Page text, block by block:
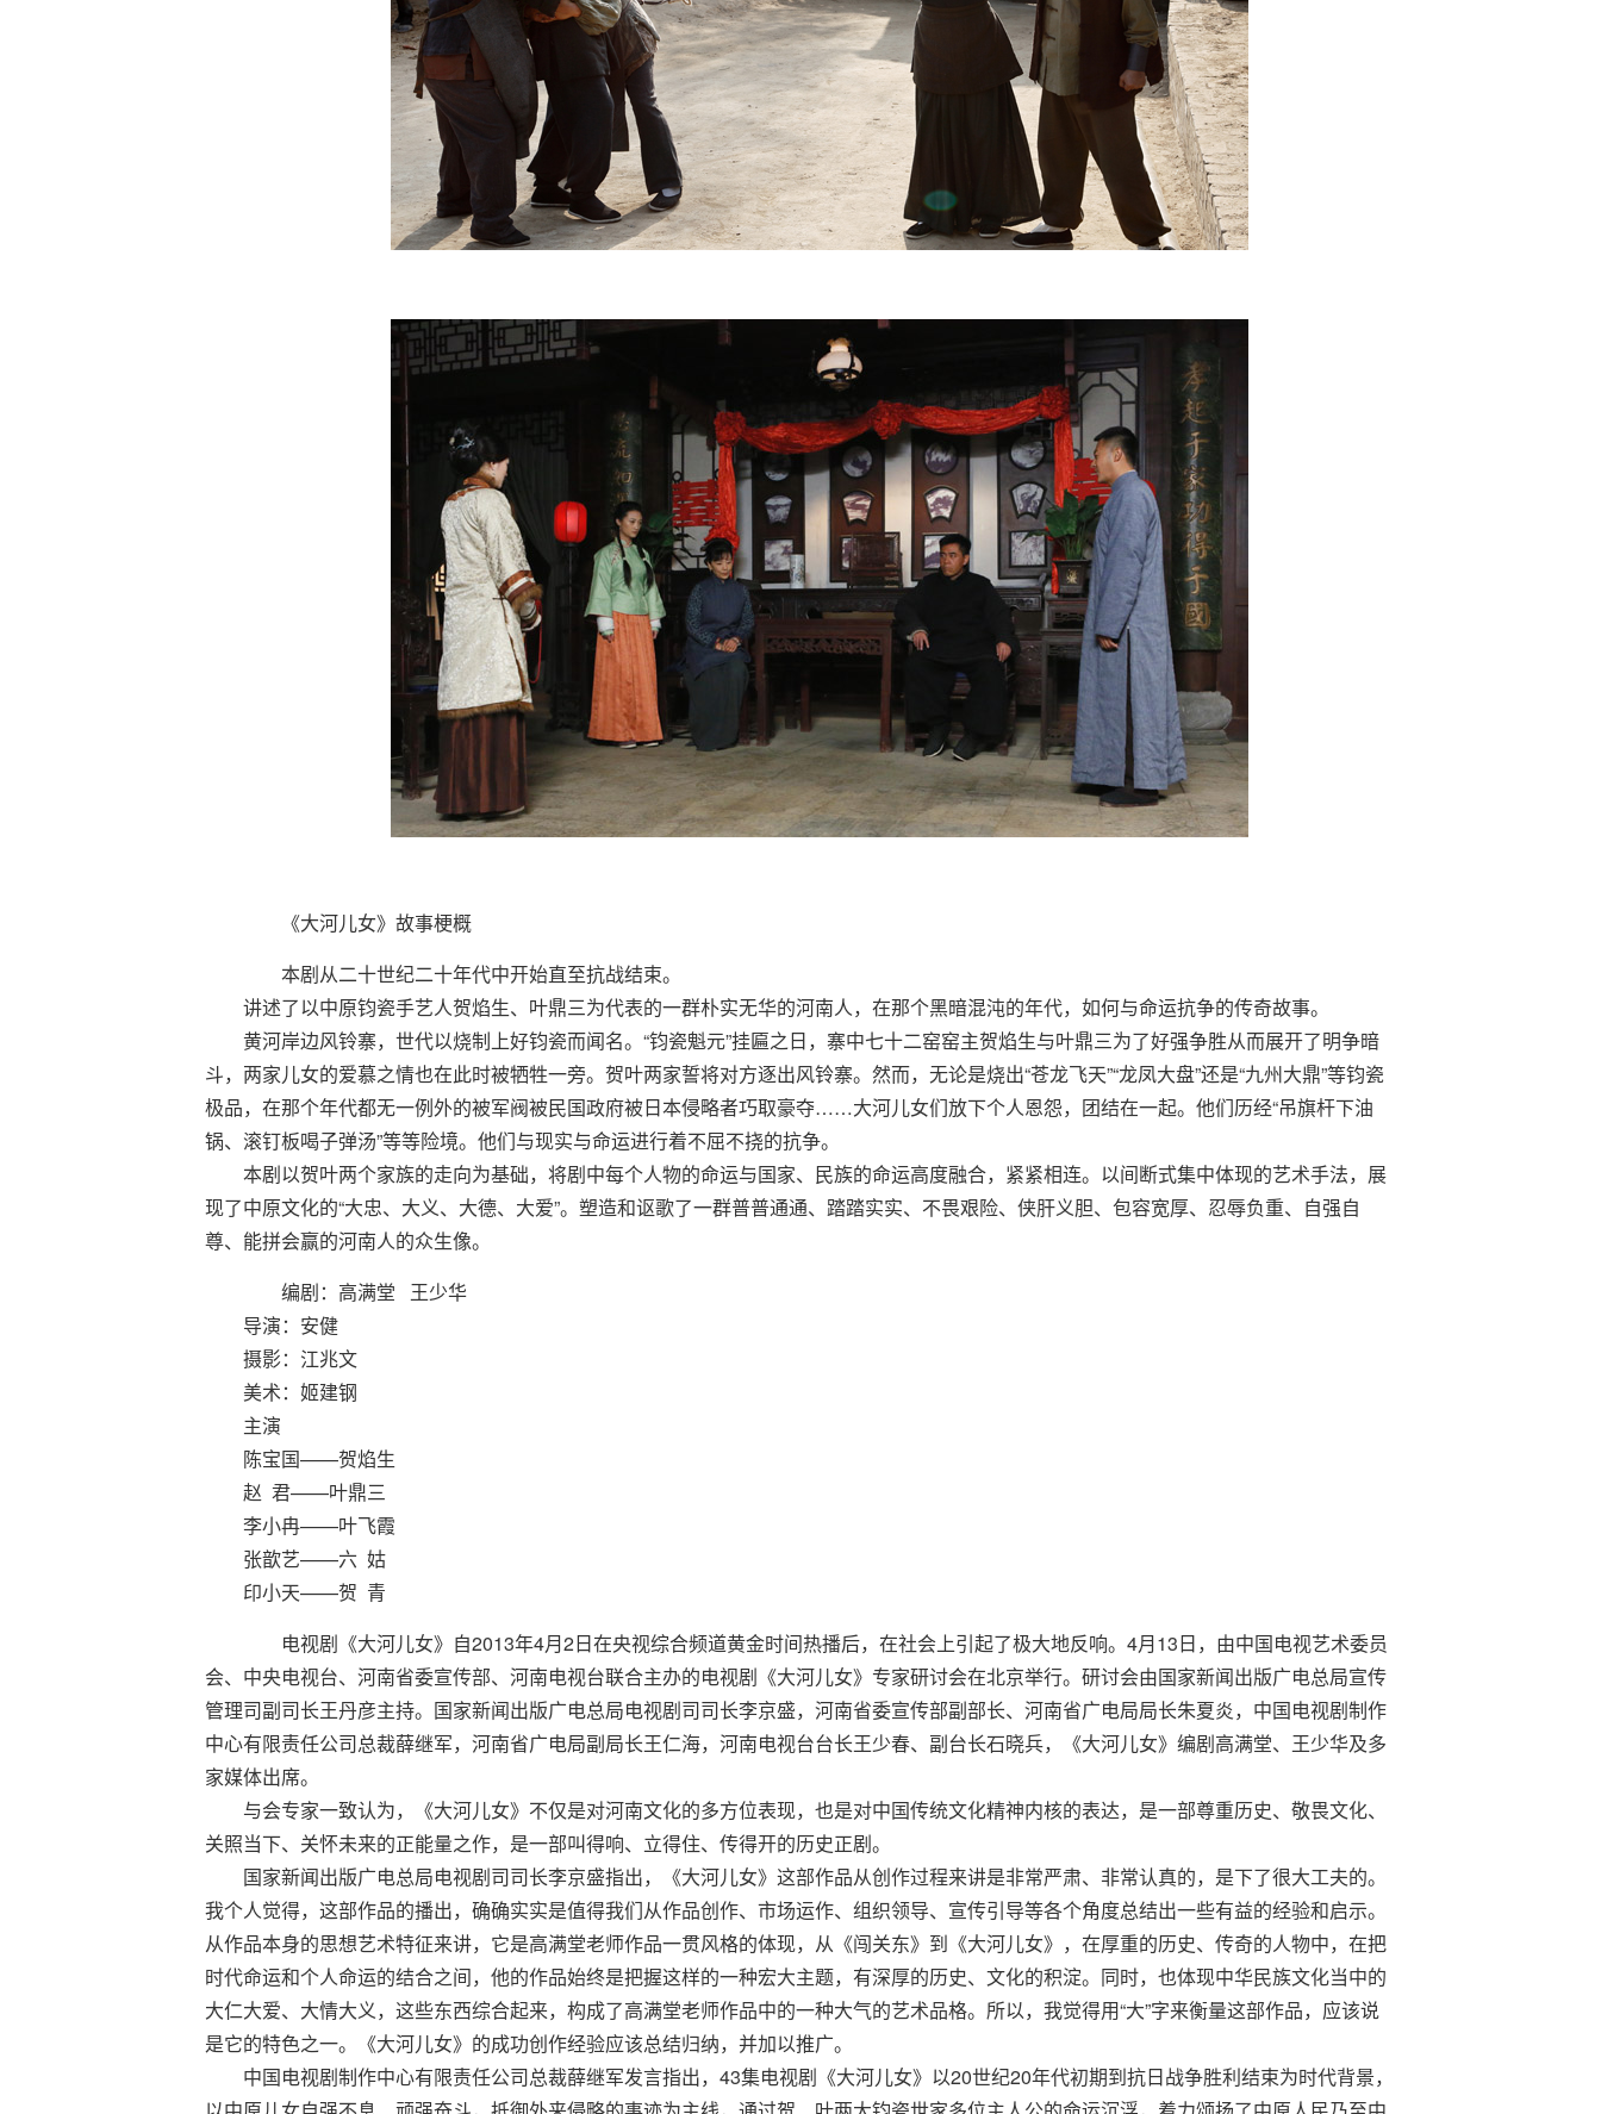
《大河儿女》故事梗概
本剧从二十世纪二十年代中开始直至抗战结束。
讲述了以中原钧瓷手艺人贺焰生、叶鼎三为代表的一群朴实无华的河南人，在那个黑暗混沌的年代，如何与命运抗争的传奇故事。
黄河岸边风铃寨，世代以烧制上好钧瓷而闻名。“钧瓷魁元”挂匾之日，寨中七十二窑窑主贺焰生与叶鼎三为了好强争胜从而展开了明争暗
斗，两家儿女的爱慕之情也在此时被牺牲一旁。贺叶两家誓将对方逐出风铃寨。然而，无论是烧出“苍龙飞天”“龙凤大盘”还是“九州大鼎”等钧瓷
极品，在那个年代都无一例外的被军阀被民国政府被日本侵略者巧取豪夺……大河儿女们放下个人恩怨，团结在一起。他们历经“吊旗杆下油
锅、滚钉板喝子弹汤”等等险境。他们与现实与命运进行着不屈不挠的抗争。
本剧以贺叶两个家族的走向为基础，将剧中每个人物的命运与国家、民族的命运高度融合，紧紧相连。以间断式集中体现的艺术手法，展
现了中原文化的“大忠、大义、大德、大爱”。塑造和讴歌了一群普普通通、踏踏实实、不畏艰险、侠肝义胆、包容宽厚、忍辱负重、自强自
尊、能拼会赢的河南人的众生像。
编剧：高满堂 王少华
导演：安健
摄影：江兆文
美术：姬建钢
主演
陈宝国——贺焰生
赵 君——叶鼎三
李小冉——叶飞霞
张歆艺——六 姑
印小天——贺 青
电视剧《大河儿女》自2013年4月2日在央视综合频道黄金时间热播后，在社会上引起了极大地反响。4月13日，由中国电视艺术委员
会、中央电视台、河南省委宣传部、河南电视台联合主办的电视剧《大河儿女》专家研讨会在北京举行。研讨会由国家新闻出版广电总局宣传
管理司副司长王丹彦主持。国家新闻出版广电总局电视剧司司长李京盛，河南省委宣传部副部长、河南省广电局局长朱夏炎，中国电视剧制作
中心有限责任公司总裁薛继军，河南省广电局副局长王仁海，河南电视台台长王少春、副台长石晓兵，《大河儿女》编剧高满堂、王少华及多
家媒体出席。
与会专家一致认为，《大河儿女》不仅是对河南文化的多方位表现，也是对中国传统文化精神内核的表达，是一部尊重历史、敬畏文化、
关照当下、关怀未来的正能量之作，是一部叫得响、立得住、传得开的历史正剧。
国家新闻出版广电总局电视剧司司长李京盛指出，《大河儿女》这部作品从创作过程来讲是非常严肃、非常认真的，是下了很大工夫的。
我个人觉得，这部作品的播出，确确实实是值得我们从作品创作、市场运作、组织领导、宣传引导等各个角度总结出一些有益的经验和启示。
从作品本身的思想艺术特征来讲，它是高满堂老师作品一贯风格的体现，从《闯关东》到《大河儿女》，在厚重的历史、传奇的人物中，在把
时代命运和个人命运的结合之间，他的作品始终是把握这样的一种宏大主题，有深厚的历史、文化的积淀。同时，也体现中华民族文化当中的
大仁大爱、大情大义，这些东西综合起来，构成了高满堂老师作品中的一种大气的艺术品格。所以，我觉得用“大”字来衡量这部作品，应该说
是它的特色之一。《大河儿女》的成功创作经验应该总结归纳，并加以推广。
中国电视剧制作中心有限责任公司总裁薛继军发言指出，43集电视剧《大河儿女》以20世纪20年代初期到抗日战争胜利结束为时代背景，